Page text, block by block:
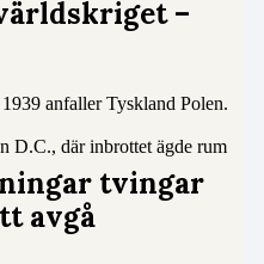
–
anfaller Tyskland Polen.
tvingar
avgå